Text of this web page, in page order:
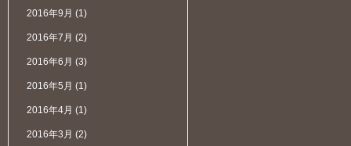
2016年9月 (1)
2016年7月 (2)
2016年6月 (3)
2016年5月 (1)
2016年4月 (1)
2016年3月 (2)